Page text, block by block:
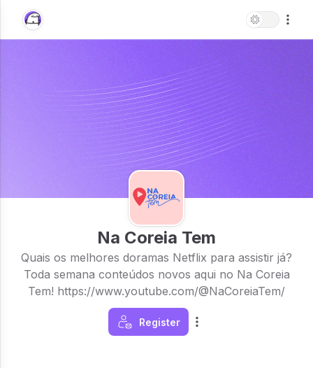
Na Coreia Tem
Quais os melhores doramas Netflix para assistir já?
Toda semana conteúdos novos aqui no Na Coreia
Tem! https://www.youtube.com/@NaCoreiaTem/
Register